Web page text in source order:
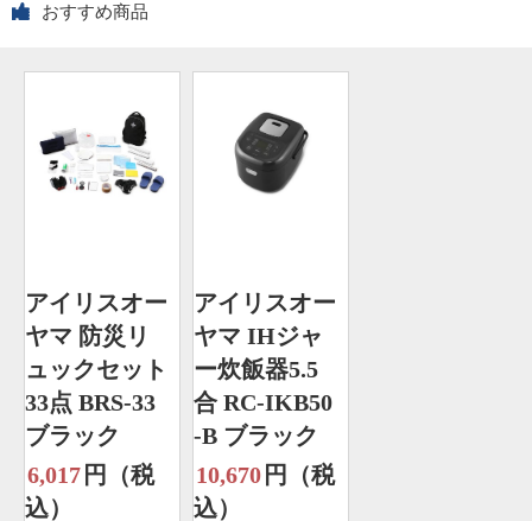
おすすめ商品
アイリスオー
ヤマ 防災リ
ュックセット
33点 BRS-33
ブラック
6,017 円（税
込）
アイリスオー
ヤマ IHジャ
ー炊飯器5.5
合 RC-IKB50
-B ブラック
10,670 円（税
込）